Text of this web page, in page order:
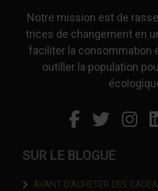
Notre mission est de
trices de changement en
faciliter la consommation
outiller la population
Facebook
Ce lien
Ce
SUR LE BLOGUE
AVANT D’ACHETER DES